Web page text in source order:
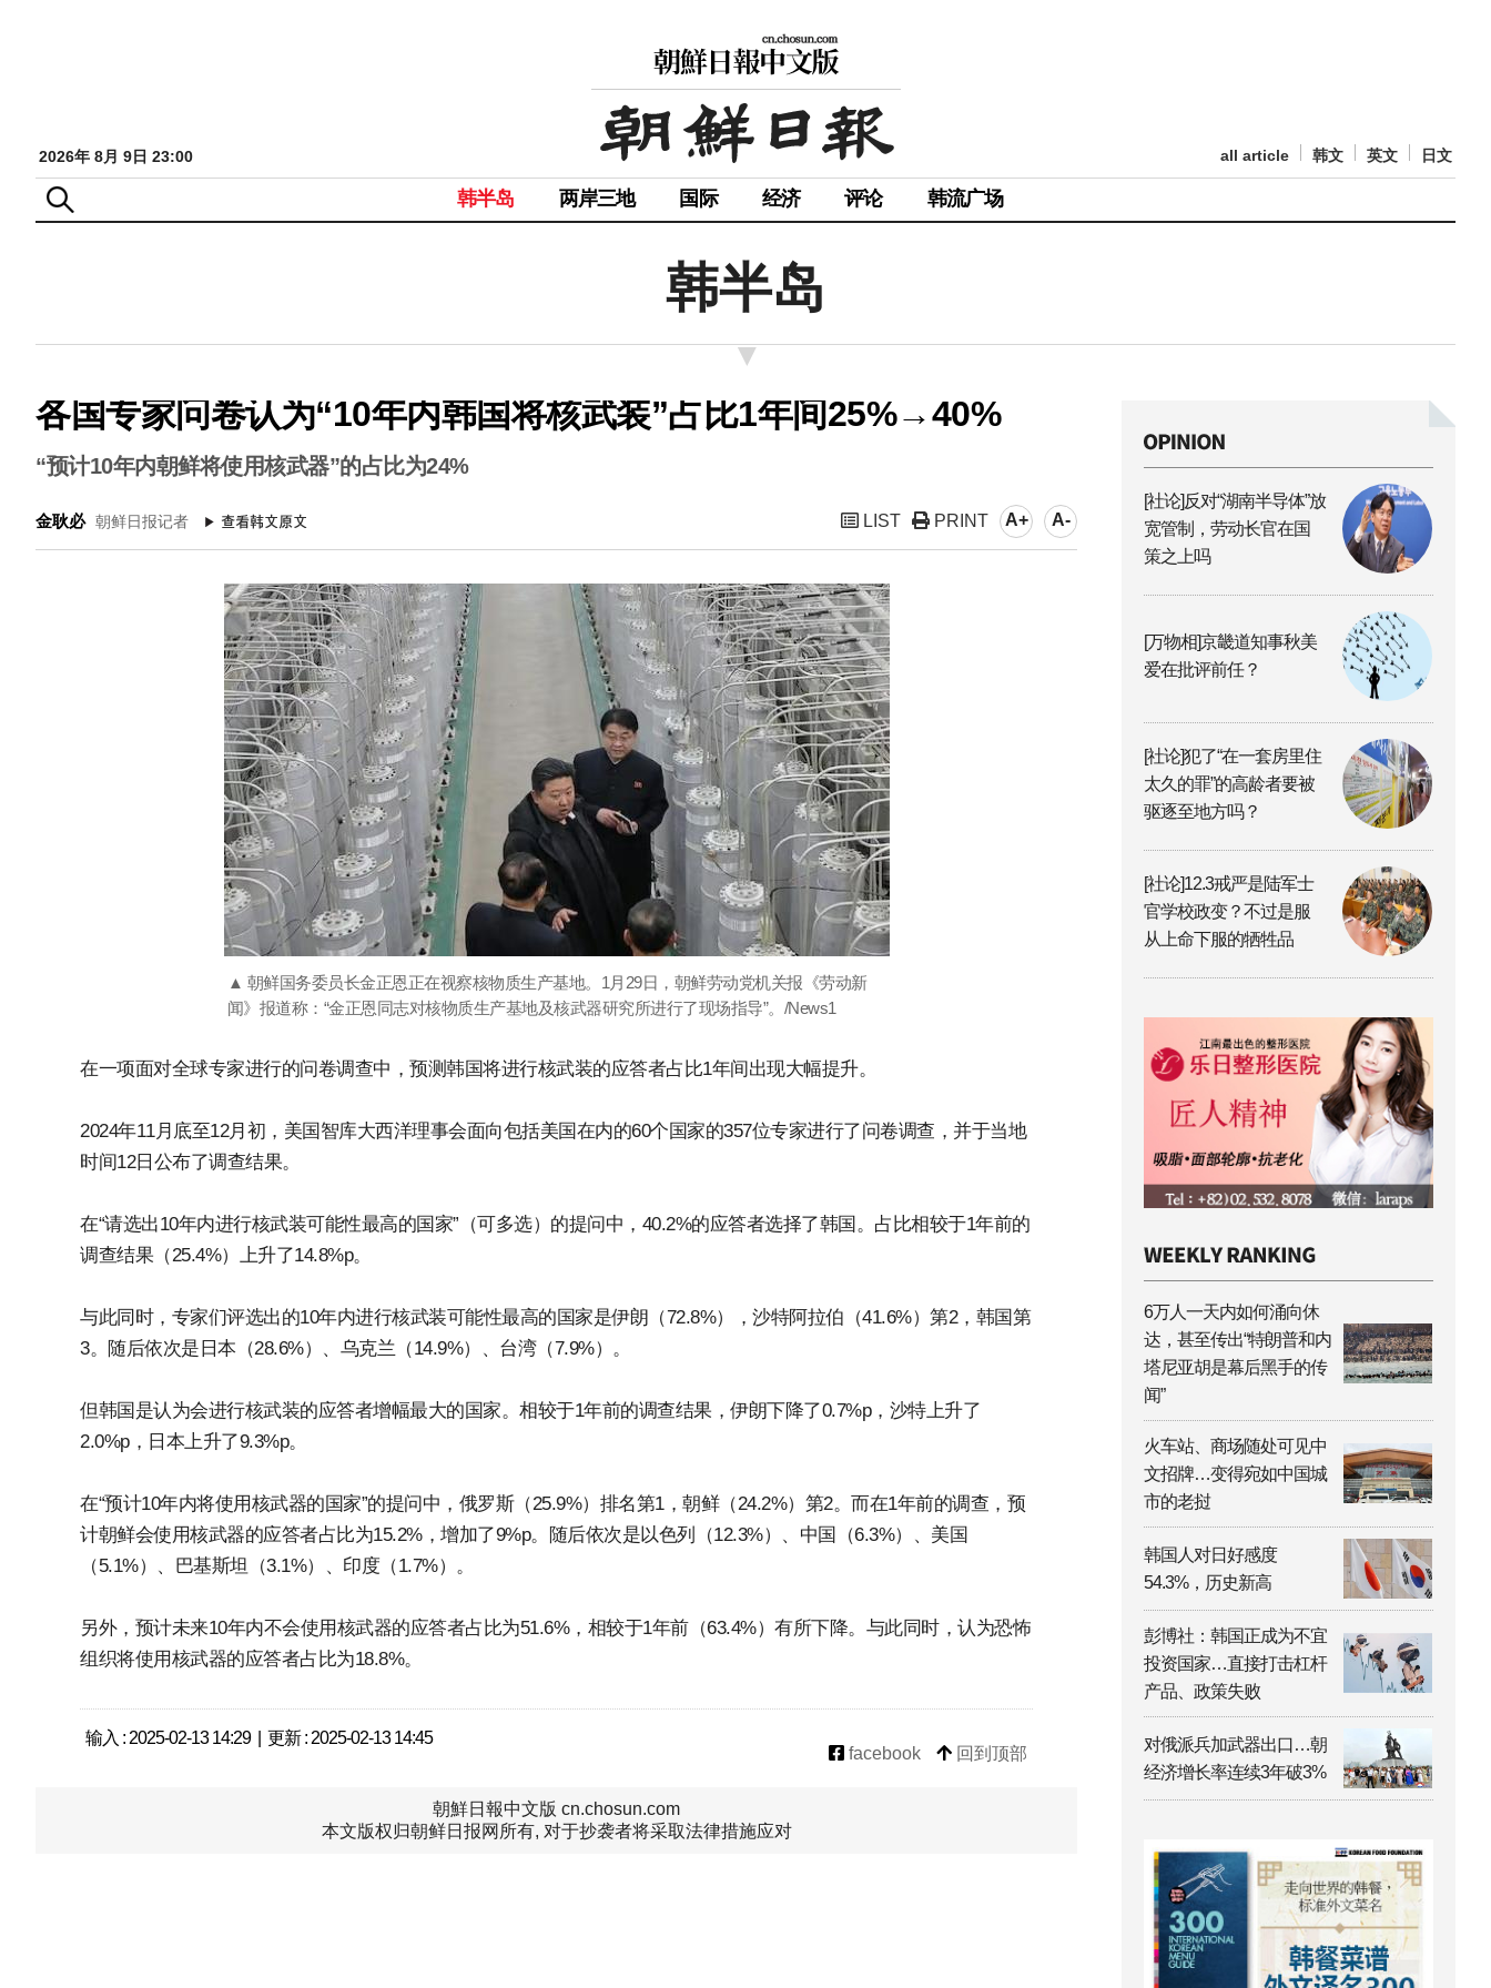
2026年 8月 9日 23:00 all article 韩文 英文 日文
韩半岛 两岸三地 国际 经济 评论 韩流广场
韩半岛
各国专家问卷认为“10年内韩国将核武装”占比1年间25%→40%
“预计10年内朝鲜将使用核武器”的占比为24%
金耿必 朝鲜日报记者 LIST PRINT A+ A-
▲ 朝鲜国务委员长金正恩正在视察核物质生产基地。1月29日，朝鲜劳动党机关报《劳动新
闻》报道称：“金正恩同志对核物质生产基地及核武器研究所进行了现场指导”。/News1
在一项面对全球专家进行的问卷调查中，预测韩国将进行核武装的应答者占比1年间出现大幅提升。
2024年11月底至12月初，美国智库大西洋理事会面向包括美国在内的60个国家的357位专家进行了问卷调查，并于当地
时间12日公布了调查结果。
在“请选出10年内进行核武装可能性最高的国家”（可多选）的提问中，40.2%的应答者选择了韩国。占比相较于1年前的
调查结果（25.4%）上升了14.8%p。
与此同时，专家们评选出的10年内进行核武装可能性最高的国家是伊朗（72.8%），沙特阿拉伯（41.6%）第2，韩国第
3。随后依次是日本（28.6%）、乌克兰（14.9%）、台湾（7.9%）。
但韩国是认为会进行核武装的应答者增幅最大的国家。相较于1年前的调查结果，伊朗下降了0.7%p，沙特上升了
2.0%p，日本上升了9.3%p。
在“预计10年内将使用核武器的国家”的提问中，俄罗斯（25.9%）排名第1，朝鲜（24.2%）第2。而在1年前的调查，预
计朝鲜会使用核武器的应答者占比为15.2%，增加了9%p。随后依次是以色列（12.3%）、中国（6.3%）、美国
（5.1%）、巴基斯坦（3.1%）、印度（1.7%）。
另外，预计未来10年内不会使用核武器的应答者占比为51.6%，相较于1年前（63.4%）有所下降。与此同时，认为恐怖
组织将使用核武器的应答者占比为18.8%。
输入 : 2025-02-13 14:29 | 更新 : 2025-02-13 14:45
facebook
回到顶部
朝鮮日報中文版 cn.chosun.com
本文版权归朝鲜日报网所有, 对于抄袭者将采取法律措施应对
[社论]反对“湖南半导体”放
宽管制，劳动长官在国
策之上吗
[万物相]京畿道知事秋美
爱在批评前任？
[社论]犯了“在一套房里住
太久的罪”的高龄者要被
驱逐至地方吗？
[社论]12.3戒严是陆军士
官学校政变？不过是服
从上命下服的牺牲品
6万人一天内如何涌向休
达，甚至传出“特朗普和内
塔尼亚胡是幕后黑手的传
闻”
火车站、商场随处可见中
文招牌…变得宛如中国城
市的老挝
韩国人对日好感度
54.3%，历史新高
彭博社：韩国正成为不宜
投资国家…直接打击杠杆
产品、政策失败
对俄派兵加武器出口…朝
经济增长率连续3年破3%